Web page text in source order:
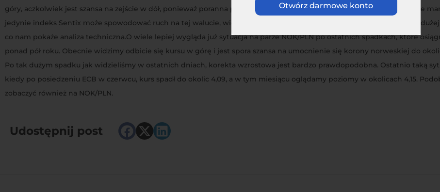
góry, aczkolwiek jest szansa na zejście w dół, ponieważ poranna próba ruchu w górę CHF/PLN szybko się zakończyła. Nie
jedynie indeks Sentix może spowodować ruch na tej walucie, więc raczej to co będzie się działo na walutach będzie w
co nam pokaże analiza techniczna.O wiele lepiej wygląda już sytuacja na parze NOK/PLN po ostatnich spadkach, które
ponad pół roku. Obecnie widzimy odbicie się kursu w górę i jest spora szansa na umocnienie się korony norweskiej do
Po tak dużym spadku jak widzieliśmy w ostatnich dniach, korekta wzrostowa jest bardzo prawdopodobna. Ostatnio taką
kiedy po posiedzeniu ECB w czerwcu, kurs spadł do okolic 4,09, a w tym miesiącu oglądamy poziomy w okolicach 4,15.
zobaczyć również na NOK/PLN.
Udostępnij post
Otwórz darmowe konto